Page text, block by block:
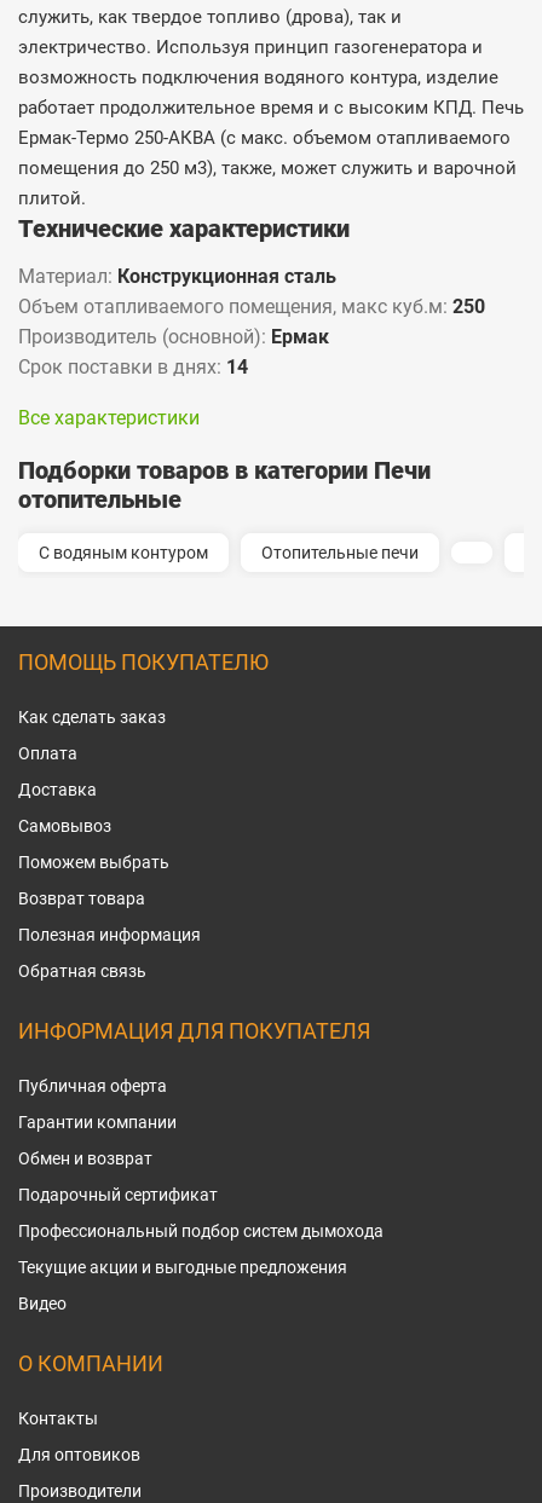
служить, как твердое топливо (дрова), так и
электричество. Используя принцип газогенератора и
возможность подключения водяного контура, изделие
работает продолжительное время и с высоким КПД. Печь
Ермак-Термо 250-АКВА (с макс. объемом отапливаемого
помещения до 250 м3), также, может служить и варочной
плитой.
Технические характеристики
Материал: Конструкционная сталь
Объем отапливаемого помещения, макс куб.м: 250
Производитель (основной): Ермак
Срок поставки в днях: 14
Все характеристики
Подборки товаров в категории Печи
отопительные
С водяным контуром Отопительные печи
ПОМОЩЬ ПОКУПАТЕЛЮ
Как сделать заказ
Оплата
Доставка
Самовывоз
Поможем выбрать
Возврат товара
Полезная информация
Обратная связь
ИНФОРМАЦИЯ ДЛЯ ПОКУПАТЕЛЯ
Публичная оферта
Гарантии компании
Обмен и возврат
Подарочный сертификат
Профессиональный подбор систем дымохода
Текущие акции и выгодные предложения
Видео
О КОМПАНИИ
Контакты
Для оптовиков
Производители